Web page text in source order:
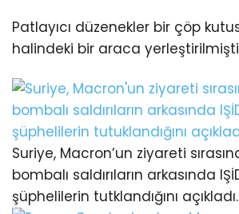
Patlayıcı düzenekler bir çöp
halindeki bir araca
Suriye, Macron’un ziyareti
bombalı saldırıların arkasında
şüphelilerin tutklandığını açıkladı.